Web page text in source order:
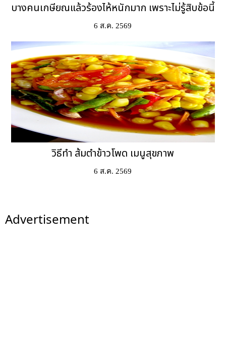
บางคนเกษียณแล้วร้องไห้หนักมาก เพราะไม่รู้สิบข้อนี้
6 ส.ค. 2569
วิธีทำ ส้มตำข้าวโพด เมนูสุขภาพ
6 ส.ค. 2569
Advertisement